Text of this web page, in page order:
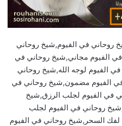
روحاني في الفيوم,شيخ روحاني
الفيوم مجاني,شيخ روحاني في
الفيوم لوجه الله,شيخ روحاني
الفيوم مضمون,شيخ روحاني في
في الفيوم لجلب الرزق,شيخ
روحاني في الفيوم لجلب
السحر,شيخ روحاني في الفيوم